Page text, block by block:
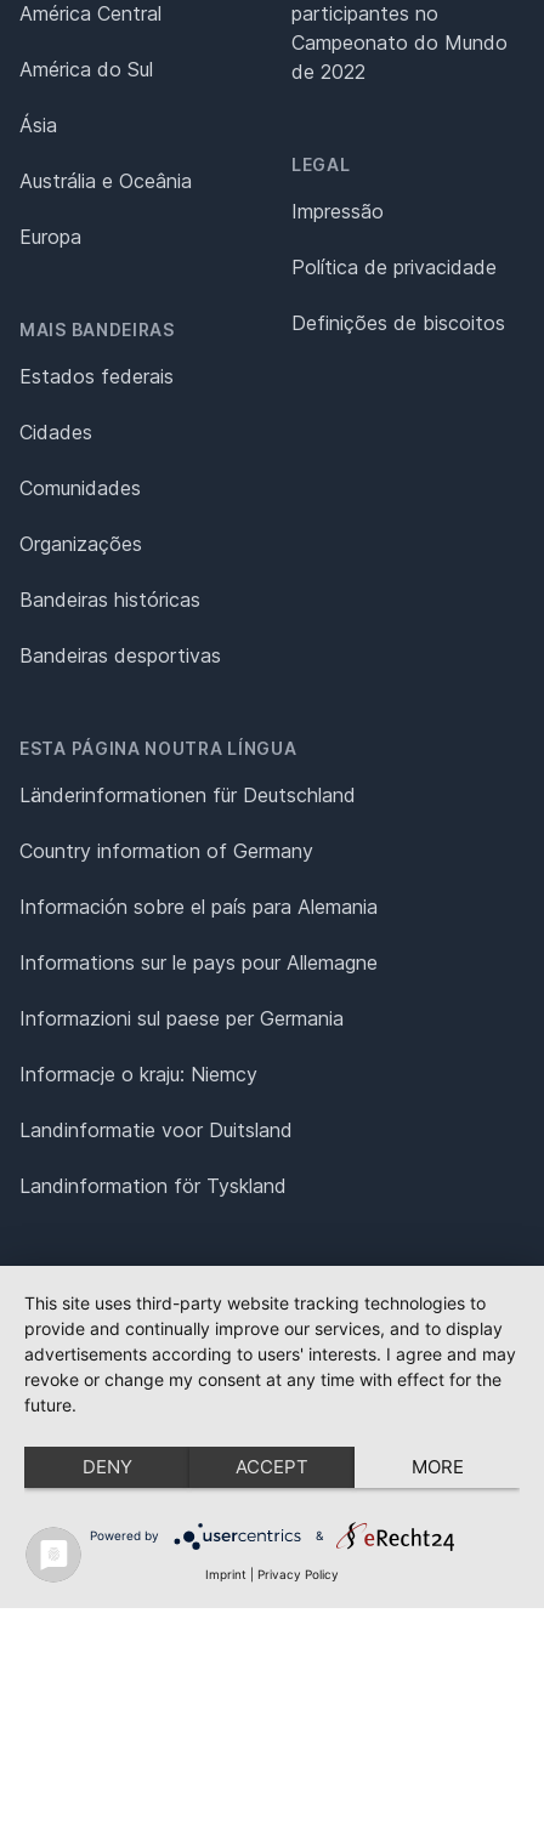
América Central
América do Sul
Ásia
Austrália e Oceânia
Europa
MAIS BANDEIRAS
Estados federais
Cidades
Comunidades
Organizações
Bandeiras históricas
Bandeiras desportivas
participantes no
Campeonato do Mundo
de 2022
LEGAL
Impressão
Política de privacidade
Definições de biscoitos
ESTA PÁGINA NOUTRA LÍNGUA
Länderinformationen für Deutschland
Country information of Germany
Información sobre el país para Alemania
Informations sur le pays pour Allemagne
Informazioni sul paese per Germania
Informacje o kraju: Niemcy
Landinformatie voor Duitsland
Landinformation för Tyskland
This site uses third-party website tracking technologies to
provide and continually improve our services, and to display
advertisements according to users' interests. I agree and may
revoke or change my consent at any time with effect for the
future.
DENY ACCEPT MORE
Powered by &
Imprint Privacy Policy